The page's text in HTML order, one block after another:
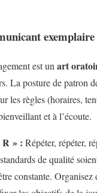
exemplaire
est un art
La posture de patron
les règles (horaires,
et à l’écoute.
R » : Répéter, répéter,
de qualité
constante. Organisez